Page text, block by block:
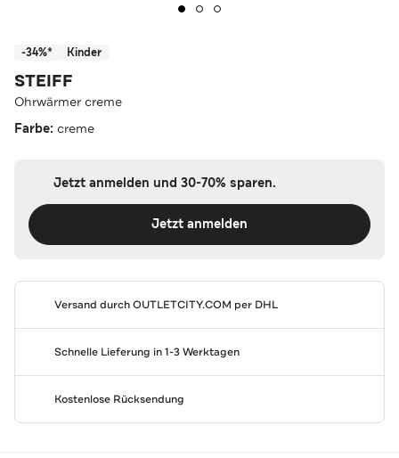
-34%* Kinder
STEIFF
Ohrwärmer creme
Farbe: creme
Jetzt anmelden und 30-70% sparen.
Jetzt anmelden
Versand durchOUTLETCITY.COM per DHL
Schnelle Lieferung in 1-3 Werktagen
Kostenlose Rücksendung